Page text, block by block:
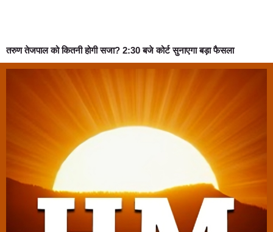
तरुण तेजपाल को कितनी होगी सजा? 2:30 बजे कोर्ट सुनाएगा बड़ा फैसला